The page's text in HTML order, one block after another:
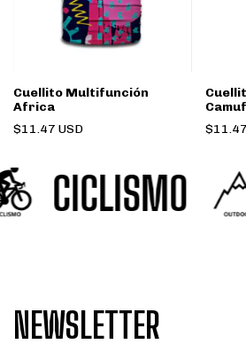
Cuellito Multifunción
Africa
$11.47 USD
CICLISMO
NEWSLETTER